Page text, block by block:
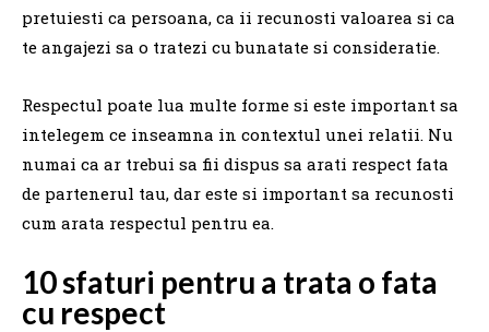
pretuiesti ca persoana, ca ii recunosti valoarea si ca
te angajezi sa o tratezi cu bunatate si consideratie.
Respectul poate lua multe forme si este important sa
intelegem ce inseamna in contextul unei relatii. Nu
numai ca ar trebui sa fii dispus sa arati respect fata
de partenerul tau, dar este si important sa recunosti
cum arata respectul pentru ea.
10 sfaturi pentru a trata o fata
cu respect